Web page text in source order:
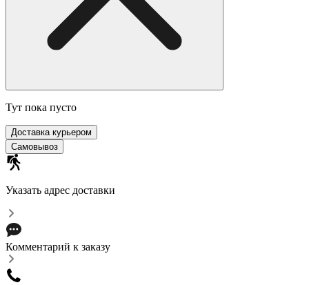
Тут пока пусто
Доставка курьером
Самовывоз
Указать адрес доставки
Комментарий к заказу